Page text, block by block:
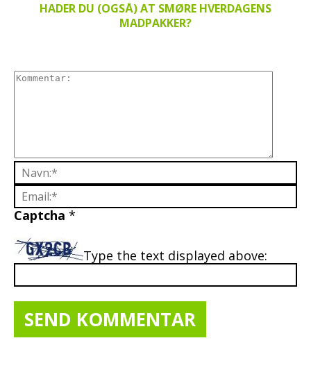
HADER DU (OGSÅ) AT SMØRE HVERDAGENS
MADPAKKER?
Captcha *
Type the text displayed above: